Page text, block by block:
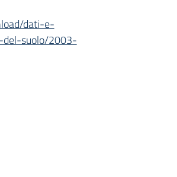
dati-e-
del-suolo/2003-